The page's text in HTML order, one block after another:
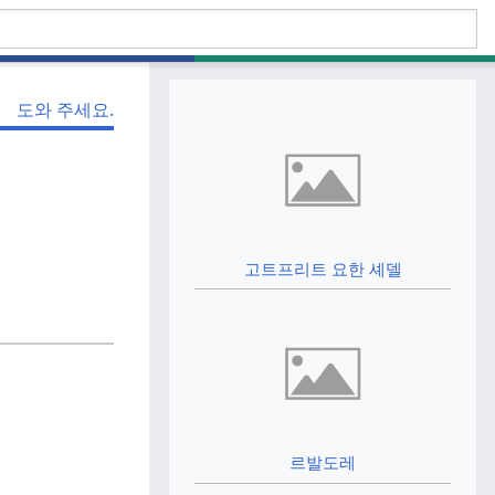
도와 주세요.
고트프리트 요한 셰델
르발도레